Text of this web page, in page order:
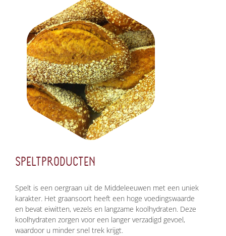
SPELTPRODUCTEN
Spelt is een oergraan uit de Middeleeuwen met een uniek
karakter. Het graansoort heeft een hoge voedingswaarde
en bevat eiwitten, vezels en langzame koolhydraten. Deze
koolhydraten zorgen voor een langer verzadigd gevoel,
waardoor u minder snel trek krijgt.